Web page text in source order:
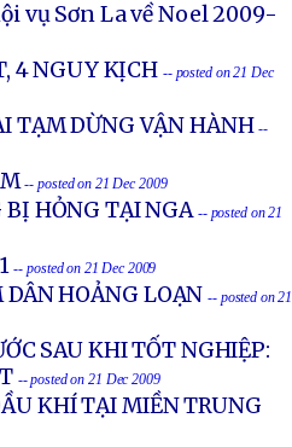
vụ Sơn La về Noel 2009-
4 NGUY KỊCH -- posted on 21 Dec
TẠM DỪNG VẬN HÀNH --
-- posted on 21 Dec 2009
BỊ HỎNG TẠI NGA -- posted on 21
-- posted on 21 Dec 2009
DÂN HOẢNG LOẠN -- posted on 21
SAU KHI TỐT NGHIỆP:
-- posted on 21 Dec 2009
KHÍ TẠI MIỀN TRUNG